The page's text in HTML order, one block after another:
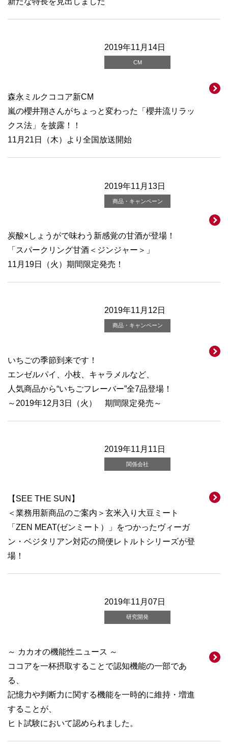
2019年11月14日
CM
森永ミルクココア新CM
嵐の櫻井翔さんがちょっと変わった「櫻井流リラッ
クス法」を披露！！
11月21日（木）より全国放送開始
2019年11月13日
商品・キャンペーン
炭酸×しょうがで味わう新感覚の甘酒が登場！
「スパークリング甘酒＜ジンジャー＞」
11月19日（火）期間限定発売！
2019年11月12日
商品・キャンペーン
いちごの季節到来です！
エンゼルパイ、小枝、キャラメルなど、
人気商品から“いちごフレーバー”全7品登場！
～2019年12月3日（火） 期間限定発売～
2019年11月11日
関係会社
【SEE THE SUN】
＜業務用新商品のご案内＞玄米入り大豆ミート
「ZEN MEAT(ゼンミート）」をつかったヴィーガ
ン・ベジタリアン対応の簡便レトルトシリーズが登
場！
2019年11月07日
研究開発
～ カカオの機能性ニュース ～
ココアを一杯摂取することで認知機能の一部であ
る、
記憶力や判断力に関する機能を一時的に維持・増進
することが、
ヒト試験において認められました。